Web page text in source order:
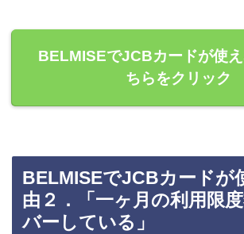
BELMISEでJCBカードが使
ちらをクリック
BELMISEでJCBカードが
由２．「一ヶ月の利用限
バーしている」